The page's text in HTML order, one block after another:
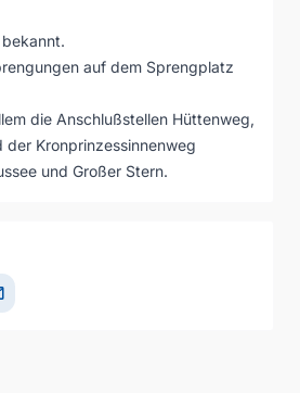
auf dem Sprengplatz
die Anschlußstellen Hüttenweg,
der Kronprinzessinnenweg
und Großer Stern.